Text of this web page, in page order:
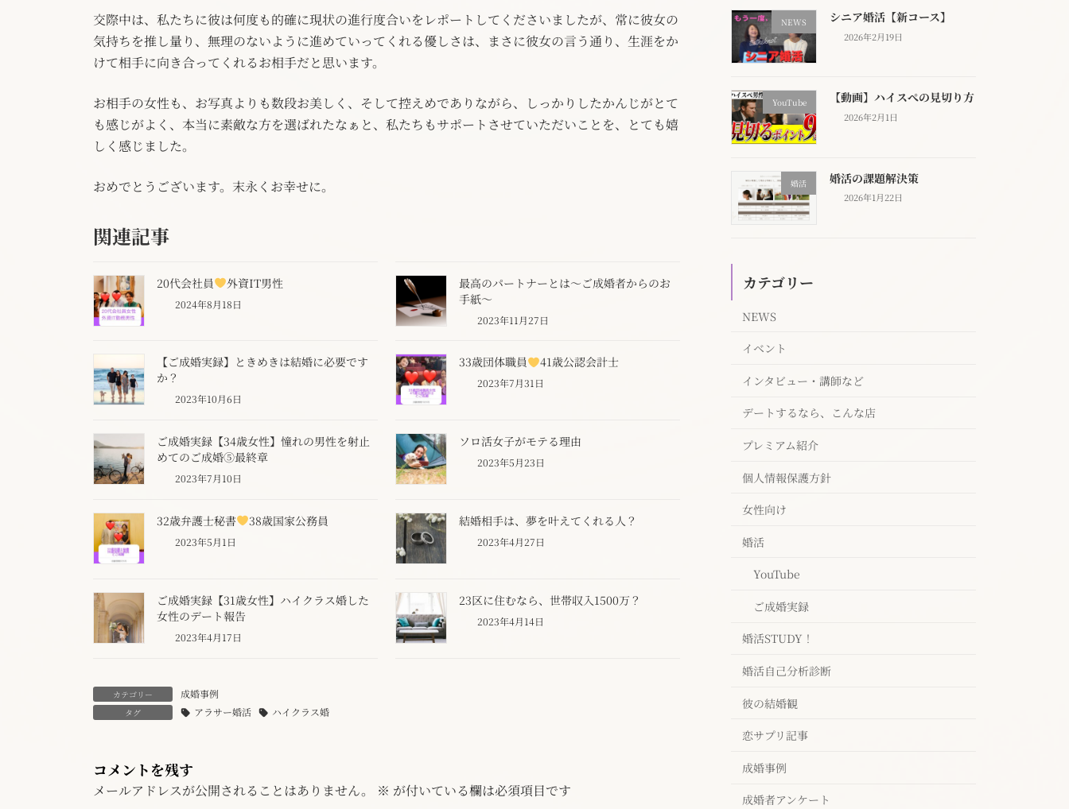
交際中は、私たちに彼は何度も的確に現状の進行度合いをレポートしてくださいましたが、常に彼女の
気持ちを推し量り、無理のないように進めていってくれる優しさは、まさに彼女の言う通り、生涯をか
けて相手に向き合ってくれるお相手だと思います。
お相手の女性も、お写真よりも数段お美しく、そして控えめでありながら、しっかりしたかんじがとて
も感じがよく、本当に素敵な方を選ばれたなぁと、私たちもサポートさせていただいことを、とても嬉
しく感じました。
おめでとうございます。末永くお幸せに。
関連記事
20代会社員 外資IT男性
2024年8月18日
最高のパートナーとは～ご成婚者からのお
手紙～
2023年11月27日
【ご成婚実録】ときめきは結婚に必要です
か？
2023年10月6日
33歳団体職員 41歳公認会計士
2023年7月31日
ご成婚実録【34歳女性】憧れの男性を射止
めてのご成婚⑤最終章
2023年7月10日
ソロ活女子がモテる理由
2023年5月23日
32歳弁護士秘書 38歳国家公務員
2023年5月1日
結婚相手は、夢を叶えてくれる人？
2023年4月27日
ご成婚実録【31歳女性】ハイクラス婚した
女性のデート報告
2023年4月17日
23区に住むなら、世帯収入1500万？
2023年4月14日
カテゴリー 成婚事例
タグ アラサー婚活 ハイクラス婚
コメントを残す
メールアドレスが公開されることはありません。 ※ が付いている欄は必須項目です
NEWS シニア婚活【新コース】
2026年2月19日
YouTube 【動画】ハイスぺの見切り方
2026年2月1日
婚活 婚活の課題解決策
2026年1月22日
カテゴリー
NEWS
イベント
インタビュー・講師など
デートするなら、こんな店
プレミアム紹介
個人情報保護方針
女性向け
婚活
YouTube
ご成婚実録
婚活STUDY！
婚活自己分析診断
彼の結婚観
恋サプリ記事
成婚事例
成婚者アンケート